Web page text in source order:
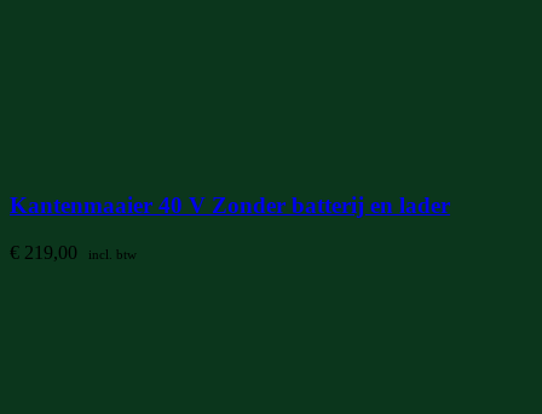
Kantenmaaier 40 V Zonder batterij en lader
€ 219,00 incl. btw